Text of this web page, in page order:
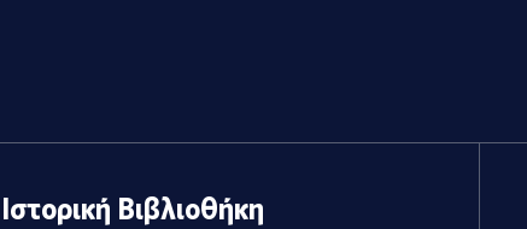
Ιστορική Βιβλιοθήκη